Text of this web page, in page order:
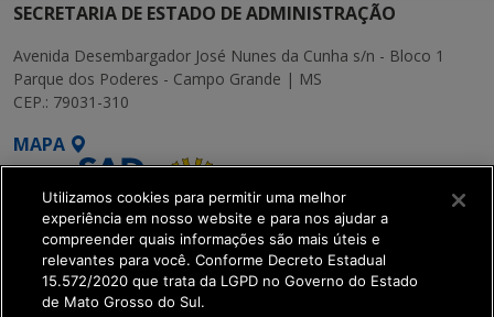
SECRETARIA DE ESTADO DE ADMINISTRAÇÃO
Avenida Desembargador José Nunes da Cunha s/n - Bloco 1
Parque dos Poderes - Campo Grande | MS
CEP.: 79031-310
MAPA
SETDIG | Secretaria-
Utilizamos cookies para permitir uma melhor
experiência em nosso website e para nos ajudar a
compreender quais informações são mais úteis e
relevantes para você. Conforme Decreto Estadual
15.572/2020 que trata da LGPD no Governo do Estado
de Mato Grosso do Sul.